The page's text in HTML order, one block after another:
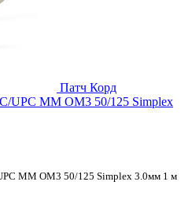
Патч Корд
UPC MM OM3 50/125 Simplex
MM OM3 50/125 Simplex 3.0мм 1 м